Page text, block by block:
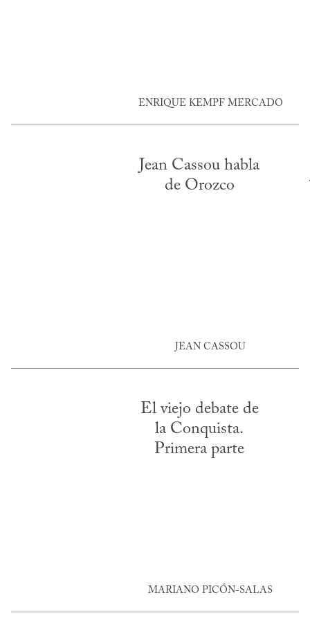
ENRIQUE KEMPF MERCADO
Jean Cassou habla
de Orozco
JEAN CASSOU
El viejo debate de
la Conquista.
Primera parte
MARIANO PICÓN-SALAS